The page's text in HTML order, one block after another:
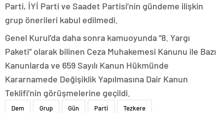
Parti, İYİ Parti ve Saadet Partisi’nin gündeme ilişkin
grup önerileri kabul edilmedi.
Genel Kurul’da daha sonra kamuoyunda “8. Yargı
Paketi” olarak bilinen Ceza Muhakemesi Kanunu ile Bazı
Kanunlarda ve 659 Sayılı Kanun Hükmünde
Kararnamede Değişiklik Yapılmasına Dair Kanun
Teklifi’nin görüşmelerine geçildi.
Dem Grup Gün Parti Tezkere